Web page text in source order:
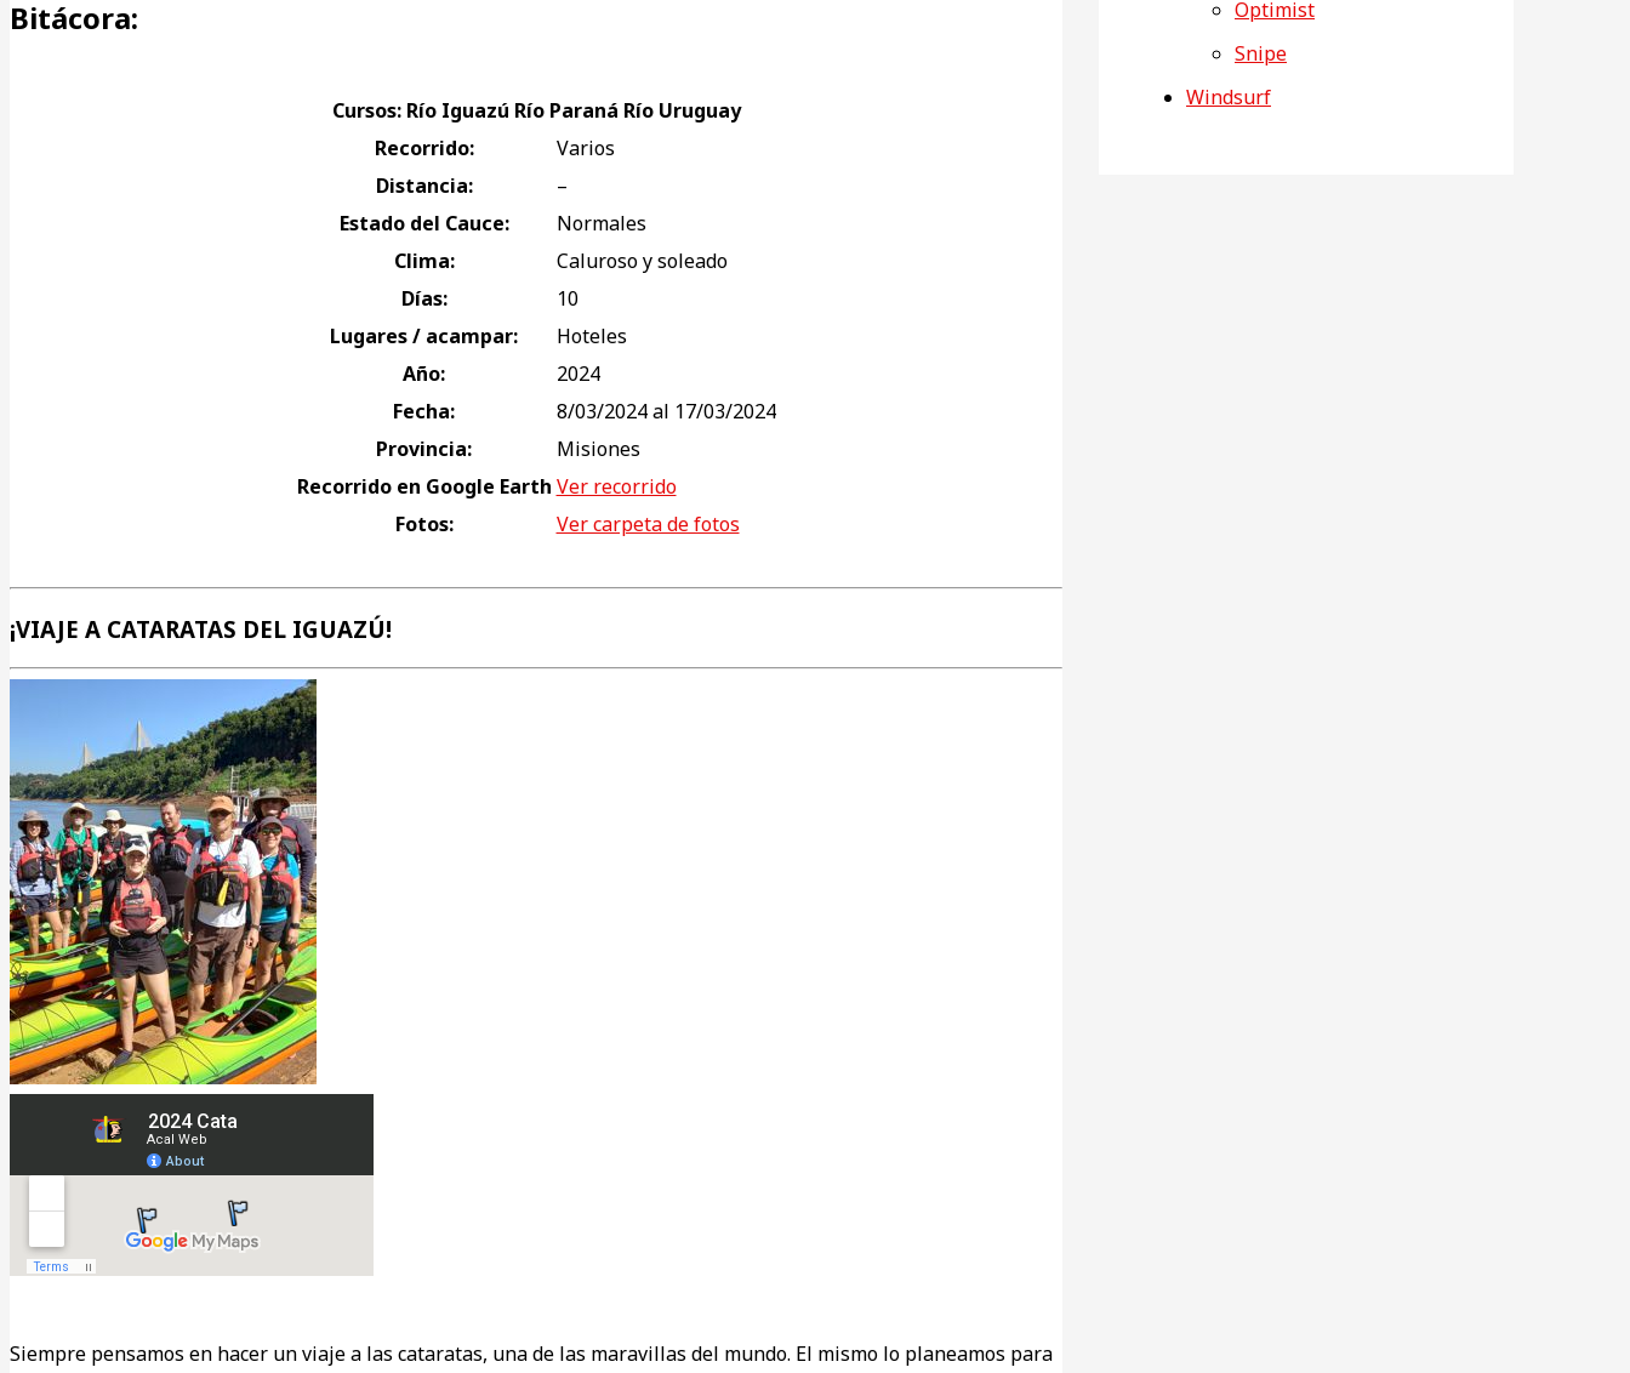
Bitácora:
Cursos: Río Iguazú Río Paraná Río Uruguay
Recorrido:
Varios
Distancia:
–
Estado del Cauce:
Normales
Clima:
Caluroso y soleado
Días:
10
Lugares / acampar:
Hoteles
Año:
2024
Fecha:
8/03/2024 al 17/03/2024
Provincia:
Misiones
Recorrido en Google Earth Ver recorrido
Fotos:
Ver carpeta de fotos
¡VIAJE A CATARATAS DEL IGUAZÚ!
Siempre pensamos en hacer un viaje a las cataratas, una de las maravillas del mundo. El mismo lo planeamos para
Optimist
Snipe
Windsurf